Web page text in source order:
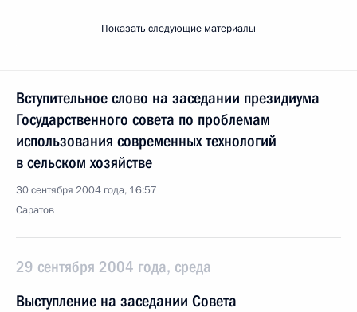
Показать следующие материалы
Вступительное слово на заседании президиума
Государственного совета по проблемам
использования современных технологий
в сельском хозяйстве
30 сентября 2004 года, 16:57
Саратов
29 сентября 2004 года, среда
Выступление на заседании Совета